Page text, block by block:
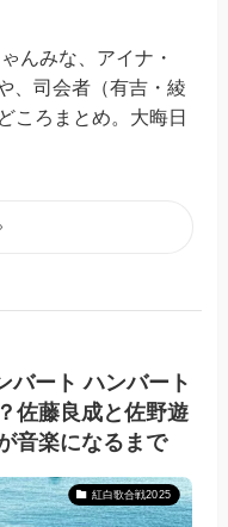
んみな、アイナ・
、司会者（有吉・綾
ころまとめ。大晦日
バート ハンバート
佐藤良成と佐野遊
音楽になるまで
紅白歌合戦2025